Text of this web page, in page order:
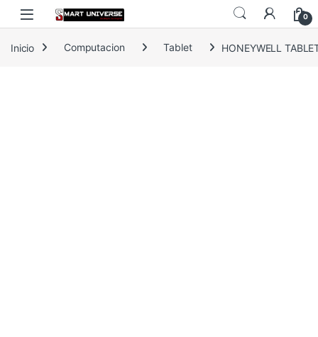
Skip to navigation
Skip to content
0
Inicio Computacion Tablet HONEYWELL